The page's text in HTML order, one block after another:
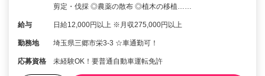
剪定・伐採 ◎農薬の散布 ◎植木の移植……
給与 日給12,000円以上 ※月収275,000円以上
勤務地 埼玉県三郷市栄3-3 ☆車通勤可！
応募資格 未経験OK！要普通自動車運転免許